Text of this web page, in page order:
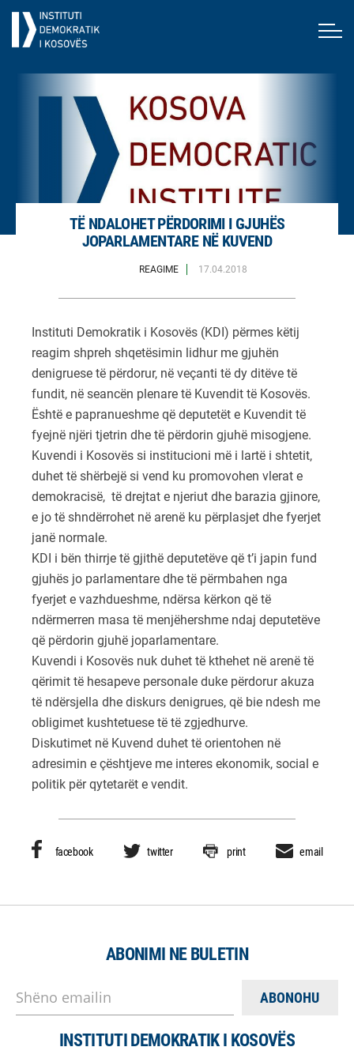
TË NDALOHET PËRDORIMI I GJUHËS
JOPARLAMENTARE NË KUVEND
REAGIME 17.04.2018
Instituti Demokratik i Kosovës (KDI) përmes këtij
reagim shpreh shqetësimin lidhur me gjuhën
denigruese të përdorur, në veçanti të dy ditëve të
fundit, në seancën plenare të Kuvendit të Kosovës.
Është e papranueshme që deputetët e Kuvendit të
fyejnë njëri tjetrin dhe të përdorin gjuhë misogjene.
Kuvendi i Kosovës si institucioni më i lartë i shtetit,
duhet të shërbejë si vend ku promovohen vlerat e
demokracisë, të drejtat e njeriut dhe barazia gjinore,
e jo të shndërrohet në arenë ku përplasjet dhe fyerjet
janë normale.
KDI i bën thirrje të gjithë deputetëve që t’i japin fund
gjuhës jo parlamentare dhe të përmbahen nga
fyerjet e vazhdueshme, ndërsa kërkon që të
ndërmerren masa të menjëhershme ndaj deputetëve
që përdorin gjuhë joparlamentare.
Kuvendi i Kosovës nuk duhet të kthehet në arenë të
qërimit të hesapeve personale duke përdorur akuza
të ndërsjella dhe diskurs denigrues, që bie ndesh me
obligimet kushtetuese të të zgjedhurve.
Diskutimet në Kuvend duhet të orientohen në
adresimin e çështjeve me interes ekonomik, social e
politik për qytetarët e vendit.
facebook twitter print email
ABONIMI NE BULETIN
Shëno emailin
INSTITUTI DEMOKRATIK I KOSOVËS